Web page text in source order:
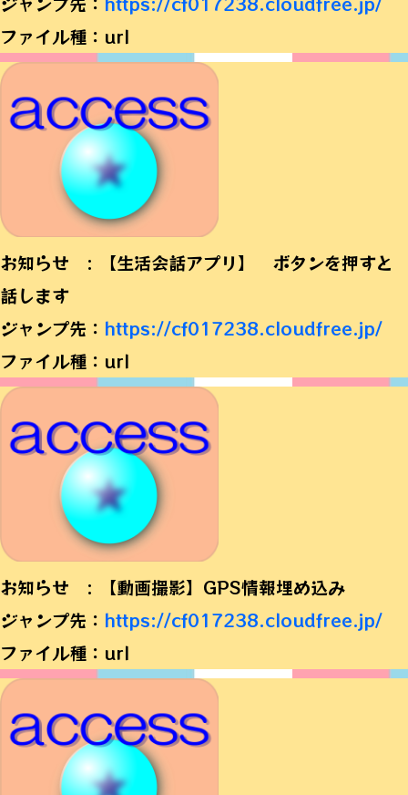
ファイル種：url
お知らせ : 【生活会話アプリ】 ボタンを押すと
話します
ジャンプ先： https://cf017238.cloudfree.jp/
ファイル種：url
お知らせ : 【動画撮影】GPS情報埋め込み
ジャンプ先： https://cf017238.cloudfree.jp/
ファイル種：url